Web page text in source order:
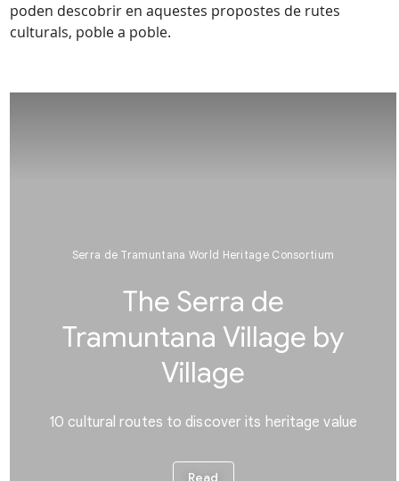
poden descobrir en aquestes propostes de rutes
culturals, poble a poble.